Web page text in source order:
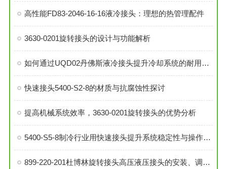
高性能FD83-2046-16-16液冷接头：理想的热管理配件
3630-0201旋转接头的设计与功能解析
如何通过UQD02丹佛斯液冷接头提升冷却系统的耐用性？
快速接头5400-S2-8的材质与抗腐蚀性探讨
提高机械系统效率，3630-0201旋转接头的优势分析
5400-S5-8制冷行业用快速接头提升系统稳定性与操作便捷性
899-220-201杜博林旋转接头高压液压接头的安装、调试与维护技巧